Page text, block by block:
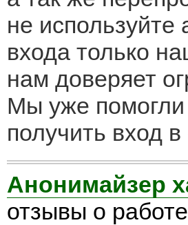
не
входа только
нам доверяет
Мы уже
получить вход
Анонимайзер
отзывы о